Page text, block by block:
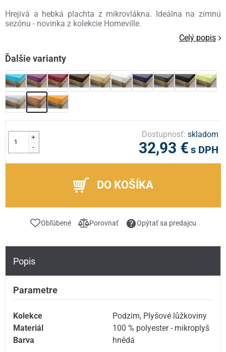
Hrejivá a hebká plachta z mikrovlákna. Ideálna na zimnú
sezónu - novinka z kolekcie Homeville.
Celý popis
Ďalšie varianty
+
-
Dostupnosť:skladom
32,93 € s DPH
DO KOŠÍKA
Obľúbené Porovnať Opýtať sa predajcu
Popis
Parametre
Kolekce Podzim, Plyšové lůžkoviny
Materiál
100 % polyester - mikroplyš
Barva
hnědá